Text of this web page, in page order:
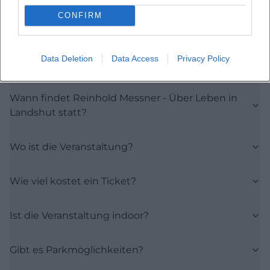
CONFIRM
Data Deletion Data Access Privacy Policy
Häufig gestellte Fragen
Wann findet Reinhold Messner - Über Leben in
Landshut statt?
Wo ist die Veranstaltung?
Wie viel kostet ein Ticket?
Ist die Veranstaltung indoor?
Gibt es Parkmöglichkeiten?